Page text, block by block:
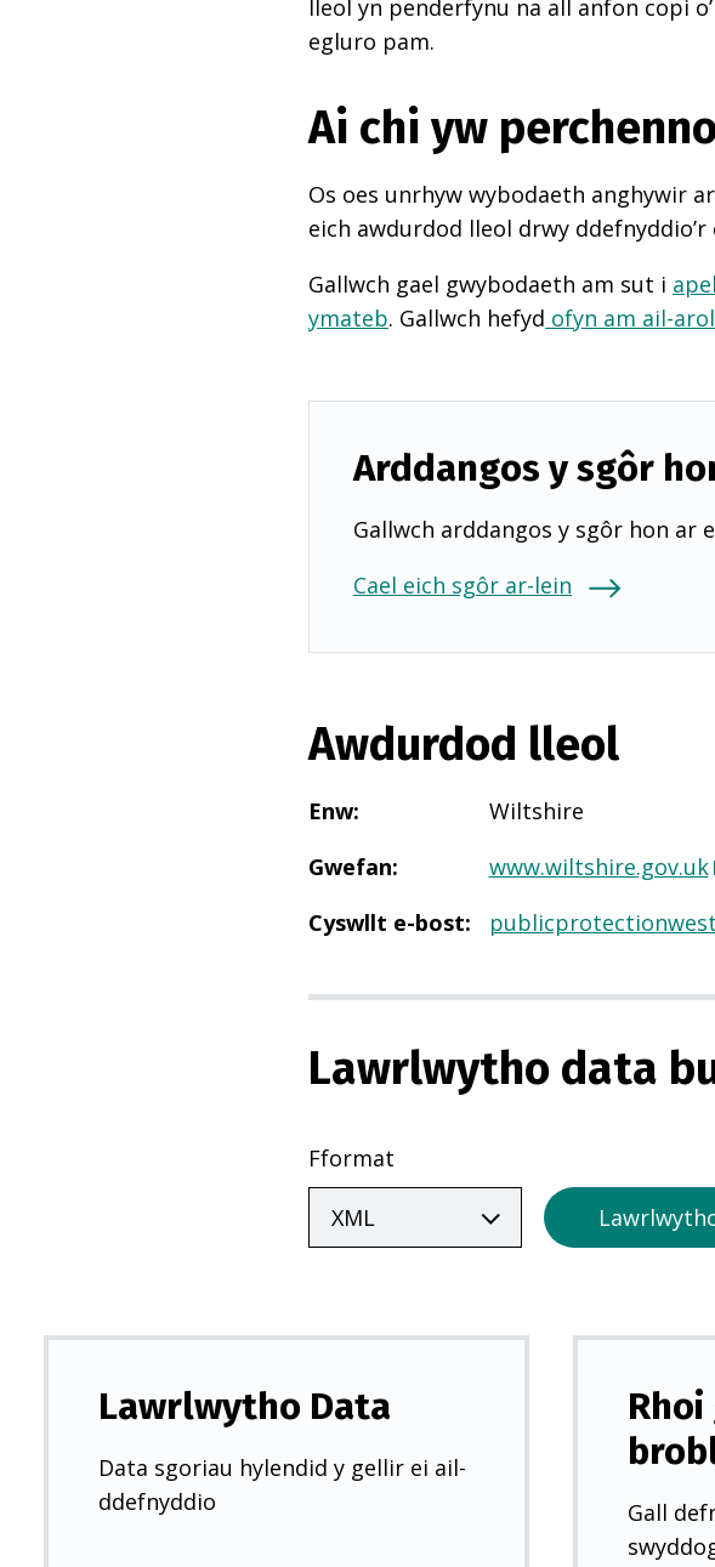
lleol yn penderfynu na all anfon copi
egluro pam.
Ai chi yw
Os oes unrhyw wybodaeth anghywir
eich awdurdod lleol drwy ddefnyddio’r
Gallwch gael gwybodaeth am sut i
ymateb. Gallwch hefyd ofyn am ail-
Arddangos y sgôr
Gallwch arddangos y sgôr hon ar
Cael eich sgôr ar-lein
Awdurdod lleol
Enw:
Wiltshire
Gwefan: www.wiltshire.gov.uk(
r
)
Cyswllt e-bost:
Lawrlwytho data
Fformat
Lawrlwytho Data
Data sgoriau hylendid y gellir ei ail-
ddefnyddio
Gall